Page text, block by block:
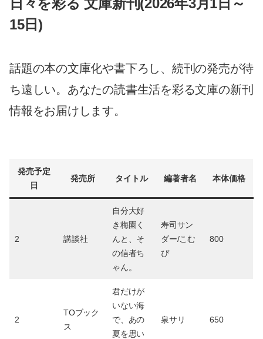
15日)
話題の本の文庫化や書下ろし、続刊の発売が待
ち遠しい。あなたの読書生活を彩る文庫の新刊
情報をお届けします。
発売予定
日
発売所 タイトル 編著者名 本体価格
2 講談社
自分大好
き梅園く
んと、そ
の信者ち
ゃん。
寿司サン
ダー/こむ
ぴ
800
2
TOブック
ス
君だけが
いない海
で、あの
夏を思い
泉サリ 650